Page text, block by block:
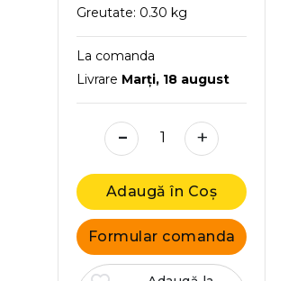
Greutate: 0.30 kg
La comanda
Livrare Marţi, 18 august
- +
Adaugă în Coș
Formular comanda